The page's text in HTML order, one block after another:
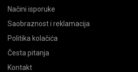
Načini isporuke
Saobraznost i reklamacija
Politika kolačića
Česta pitanja
Kontakt